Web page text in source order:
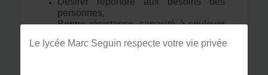
personnes,
Bonne résistance, capacité à soulever
Etre très autonome, soigneux et
Le lycée Marc Seguin respecte votre vie privée